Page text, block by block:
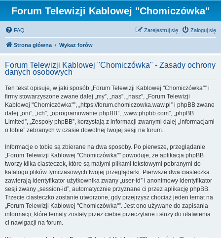
Forum Telewizji Kablowej "Chomiczówka"
FAQ Zaloguj się
Zarejestruj się
Strona główna Wykaz forów
Forum Telewizji Kablowej "Chomiczówka" - Zasady ochrony
danych osobowych
Ten tekst opisuje, w jaki sposób „Forum Telewizji Kablowej "Chomiczówka"” i
firmy stowarzyszone zwane dalej „my”, „nas”, „nasz”, „Forum Telewizji
Kablowej "Chomiczówka"”, „https://forum.chomiczowka.waw.pl” i phpBB zwane
dalej „oni”, „ich”, „oprogramowanie phpBB”, „www.phpbb.com”, „phpBB
Limited”, „Zespoły phpBB”, korzystają z informacji zwanymi dalej „informacjami
o tobie” zebranych w czasie dowolnej twojej sesji na forum.
Informacje o tobie są zbierane na dwa sposoby. Po pierwsze, przeglądanie
„Forum Telewizji Kablowej "Chomiczówka"” powoduje, że aplikacja phpBB
tworzy kilka ciasteczek, które są małymi plikami tekstowymi pobranymi do
katalogu plików tymczasowych twojej przeglądarki. Pierwsze dwa ciasteczka
zawierają identyfikator użytkownika zwany „user-id” i anonimowy identyfikator
sesji zwany „session-id”, automatycznie przyznane ci przez aplikację phpBB.
Trzecie ciasteczko zostanie utworzone, gdy przejrzysz chociaż jeden temat na
„Forum Telewizji Kablowej "Chomiczówka"”. Jest ono używane do zapisania
informacji, które tematy zostały przez ciebie przeczytane i służy do ułatwienia
ci nawigacji na forum.